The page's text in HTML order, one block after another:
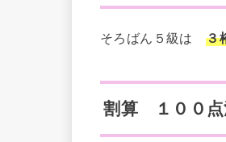
そろばん５級は３
割算 １００